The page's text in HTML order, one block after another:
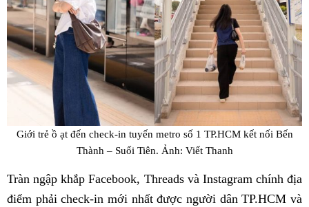
Giới trẻ ồ ạt đến check-in tuyến metro số 1 TP.HCM kết nối Bến
Thành – Suối Tiên. Ảnh: Viết Thanh
Tràn ngập khắp Facebook, Threads và Instagram chính địa
điểm phải check-in mới nhất được người dân TP.HCM và